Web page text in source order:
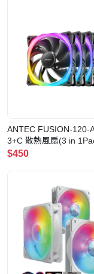
ANTEC FUSION-120-
3+C 散熱風扇(3 in
ARGB Controller)
$450